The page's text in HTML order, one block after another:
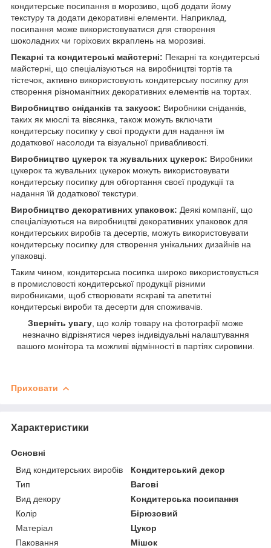
кондитерське посипання в морозиво, щоб додати йому
текстуру та додати декоративні елементи. Наприклад,
посипання може використовуватися для створення
шоколадних чи горіхових вкраплень на морозиві.
Пекарні та кондитерські майстерні: Пекарні та кондитерські
майстерні, що спеціалізуються на виробництві тортів та
тістечок, активно використовують кондитерську посипку для
створення різноманітних декоративних елементів на тортах.
Виробництво сніданків та закусок: Виробники сніданків,
таких як мюслі та вівсянка, також можуть включати
кондитерську посипку у свої продукти для надання їм
додаткової насолоди та візуальної привабливості.
Виробництво цукерок та жувальних цукерок: Виробники
цукерок та жувальних цукерок можуть використовувати
кондитерську посипку для обгортання своєї продукції та
надання їй додаткової текстури.
Виробництво декоративних упаковок: Деякі компанії, що
спеціалізуються на виробництві декоративних упаковок для
кондитерських виробів та десертів, можуть використовувати
кондитерську посипку для створення унікальних дизайнів на
упаковці.
Таким чином, кондитерська посипка широко використовується
в промисловості кондитерської продукції різними
виробниками, щоб створювати яскраві та апетитні
кондитерські вироби та десерти для споживачів.
Зверніть увагу , що колір товару на фотографії може
незначно відрізнятися через індивідуальні налаштування
вашого монітора та можливі відмінності в партіях сировини.
Приховати
Характеристики
Основні
Вид кондитерських виробів
Кондитерський декор
Тип
Вагові
Вид декору
Кондитерська посипання
Колір
Бірюзовий
Матеріал
Цукор
Паковання
Мішок